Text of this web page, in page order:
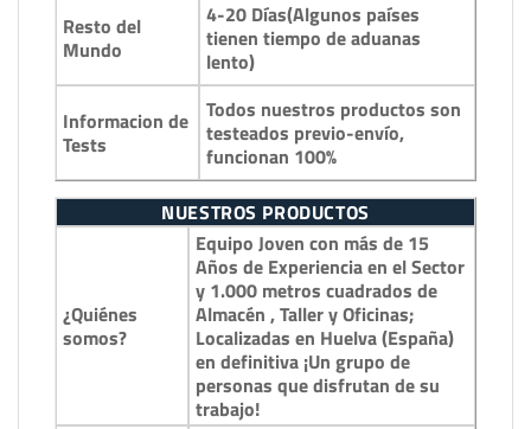
Resto del
Mundo
4-20 Días(Algunos países
tienen tiempo de aduanas
lento)
Informacion de
Tests
Todos nuestros productos son
testeados previo-envío,
funcionan 100%
NUESTROS PRODUCTOS
¿Quiénes
somos?
Equipo Joven con más de 15
Años de Experiencia en el Sector
y 1.000 metros cuadrados de
Almacén , Taller y Oficinas;
Localizadas en Huelva (España)
en definitiva ¡Un grupo de
personas que disfrutan de su
trabajo!